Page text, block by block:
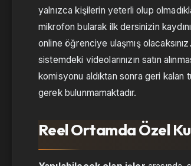
yalnızca kişilerin yeterli olup
mikrofon bularak ilk dersinizin
online öğrenciye ulaşmış
sistemdeki videolarınızın satın
komisyonu aldıktan sonra geri kalan
gerek bulunmamaktadır.
Reel Ortamda Özel